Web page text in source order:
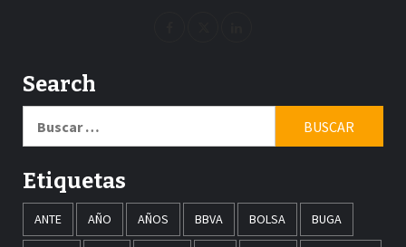
Search
Etiquetas
ANTE AÑO AÑOS BBVA BOLSA BUGA